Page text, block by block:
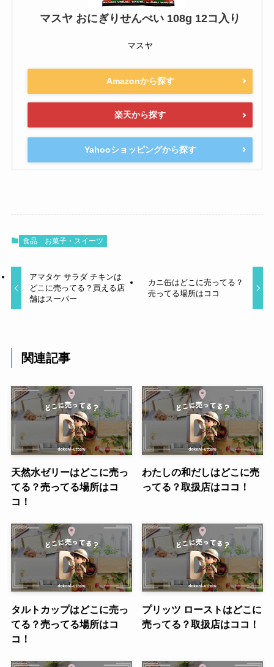
マスヤ おにぎりせんべい 108g 12コ入り
マスヤ
Amazonから探す
楽天から探す
Yahooショッピングから探す
食品 お菓子・スイーツ
アマタケ サラダ チキンは
どこに売ってる？買える店
舗はスーパー
カニ缶はどこに売ってる？
売ってる場所はココ
関連記事
天然水ゼリーはどこに売っ
てる？売ってる場所はコ
コ！
わたしの和だしはどこに売
ってる？取扱店はココ！
タルトカップはどこに売っ
てる？売ってる場所はコ
コ！
プリッツ ローストはどこに
売ってる？取扱店はココ！